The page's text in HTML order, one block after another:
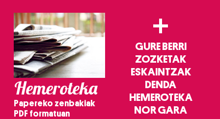
Hemeroteka
Papereko zenbakiak
PDF formatuan
+
GURE BERRI
ZOZKETAK
ESKAINTZAK
DENDA
HEMEROTEKA
NOR GARA